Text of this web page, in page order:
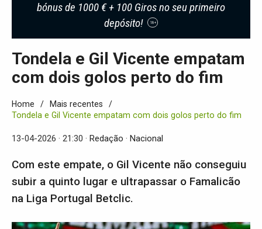
bónus de 1000 € + 100 Giros no seu primeiro
depósito!
18+
Tondela e Gil Vicente empatam
com dois golos perto do fim
Home
Mais recentes
Tondela e Gil Vicente empatam com dois golos perto do fim
13-04-2026 · 21:30 Redação Nacional
Com este empate, o Gil Vicente não conseguiu
subir a quinto lugar e ultrapassar o Famalicão
na Liga Portugal Betclic.